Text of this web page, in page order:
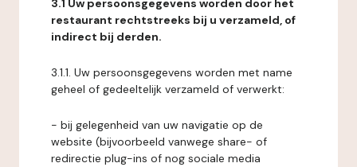
3.1 Uw persoonsgegevens worden door het
restaurant rechtstreeks bij u verzameld, of
indirect bij derden.
3.1.1. Uw persoonsgegevens worden met name
geheel of gedeeltelijk verzameld of verwerkt:
- bij gelegenheid van uw navigatie op de
website (bijvoorbeeld vanwege share- of
redirectie plug-ins of nog sociale media